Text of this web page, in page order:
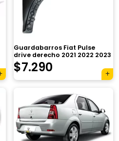
Guardabarros Fiat Pulse
drive derecho 2021 2022 2023
$7.290